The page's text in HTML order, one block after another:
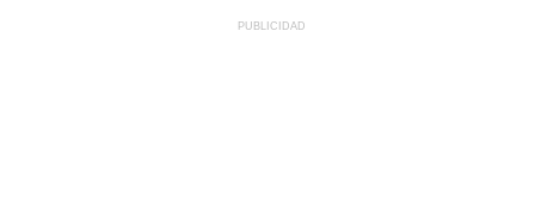
PUBLICIDAD